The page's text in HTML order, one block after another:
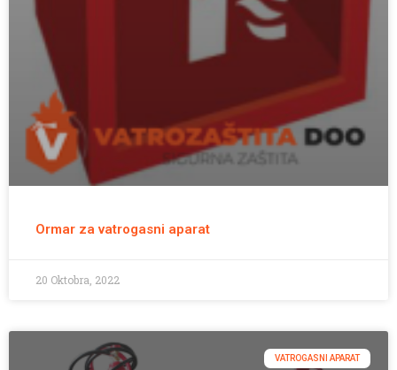
Ormar za vatrogasni aparat
20 Oktobra, 2022
VATROGASNI APARAT